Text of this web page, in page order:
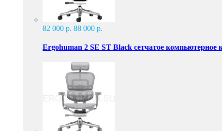
82 000 р. 88 000 р.
Ergohuman 2 SE ST Black сетчатое компьютерное